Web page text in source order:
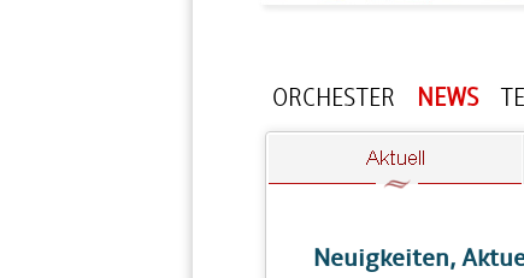
ORCHESTER NEWS
Neuigkeiten,